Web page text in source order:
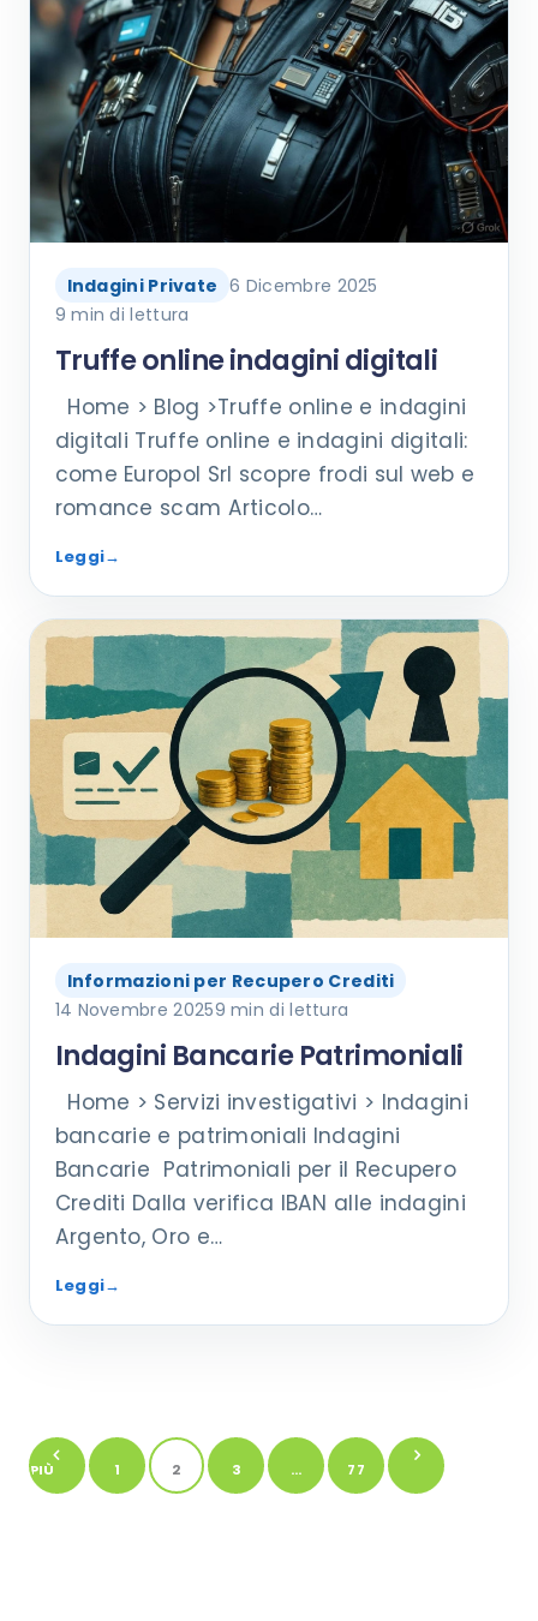
Indagini Private 6 Dicembre 2025
9 min di lettura
Truffe online indagini digitali
Home > Blog >Truffe online e indagini
digitali Truffe online e indagini digitali:
come Europol Srl scopre frodi sul web e
romance scam Articolo…
Leggi→
Informazioni per Recupero Crediti
14 Novembre 20259 min di lettura
Indagini Bancarie Patrimoniali
Home > Servizi investigativi > Indagini
bancarie e patrimoniali Indagini
Bancarie Patrimoniali per il Recupero
Crediti Dalla verifica IBAN alle indagini
Argento, Oro e…
Leggi→
Navigazione
tra
PIÙ 1 2 3 … 77
ARTICOLI